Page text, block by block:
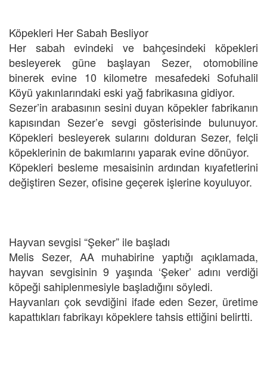
Köpekleri Her Sabah Besliyor
Her sabah evindeki ve bahçesindeki köpekleri
besleyerek güne başlayan Sezer, otomobiline
binerek evine 10 kilometre mesafedeki Sofuhalil
Köyü yakınlarındaki eski yağ fabrikasına gidiyor.
Sezer’in arabasının sesini duyan köpekler fabrikanın
kapısından Sezer’e sevgi gösterisinde bulunuyor.
Köpekleri besleyerek sularını dolduran Sezer, felçli
köpeklerinin de bakımlarını yaparak evine dönüyor.
Köpekleri besleme mesaisinin ardından kıyafetlerini
değiştiren Sezer, ofisine geçerek işlerine koyuluyor.
Hayvan sevgisi “Şeker” ile başladı
Melis Sezer, AA muhabirine yaptığı açıklamada,
hayvan sevgisinin 9 yaşında ‘Şeker’ adını verdiği
köpeği sahiplenmesiyle başladığını söyledi.
Hayvanları çok sevdiğini ifade eden Sezer, üretime
kapattıkları fabrikayı köpeklere tahsis ettiğini belirtti.